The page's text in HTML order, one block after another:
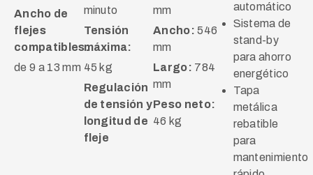
Ancho de
flejes
compatibles:
de 9 a 13 mm
minuto
Tensión
máxima:
45 kg
Regulación
de tensión y
longitud de
fleje
mm
Ancho:546
mm
Largo: 784
mm
Peso neto:
46 kg
automático
Sistema de
stand-by
para ahorro
energético
Tapa
metálica
rebatible
para
mantenimiento